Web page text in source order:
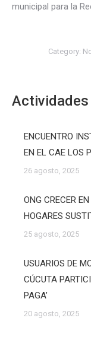
municipal para la
Category:
ENCUENTRO
EN EL CAE LOS
26 agosto, 2025
ONG CRECER
HOGARES
25 agosto, 2025
USUARIOS DE
CÚCUTA
PAGA’
20 agosto, 2025